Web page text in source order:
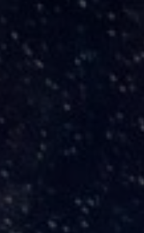
del Ángel
Por Abimael 26
del Ángel
calidad en
del Ángel
y hechizo compuesta y
servidor, y dedicada a mi
especial A=432 hz,
armónico onda